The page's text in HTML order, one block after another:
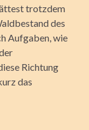
trotzdem
des
Aufgaben, wie
Richtung
das